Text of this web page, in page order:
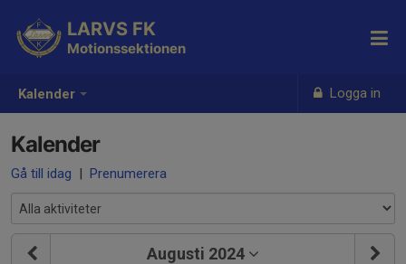
Kalender Logga in
LARVS FK
Motionssektionen
Kalender
Gå till idag | Prenumerera
Augusti 2024